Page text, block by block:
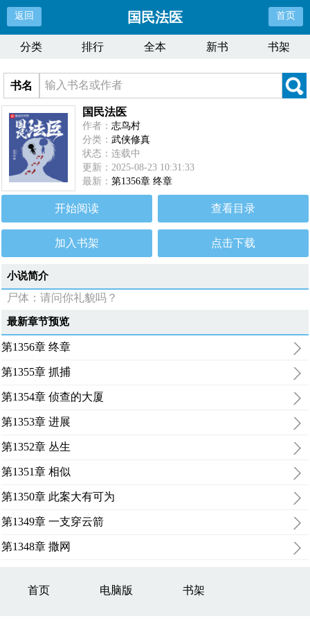
返回 国民法医 首页
分类 排行 全本 新书 书架
书名
国民法医
作者：志鸟村
分类：武侠修真
状态：连载中
更新：2025-08-23 10:31:33
最新：第1356章 终章
开始阅读 查看目录
加入书架 点击下载
小说简介
尸体：请问你礼貌吗？
最新章节预览
第1356章 终章
第1355章 抓捕
第1354章 侦查的大厦
第1353章 进展
第1352章 丛生
第1351章 相似
第1350章 此案大有可为
第1349章 一支穿云箭
第1348章 撒网
首页 电脑版 书架